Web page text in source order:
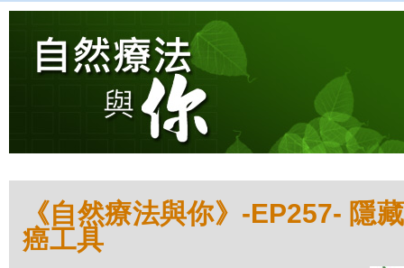
《自然療法與你》-EP257- 隱
癌工具